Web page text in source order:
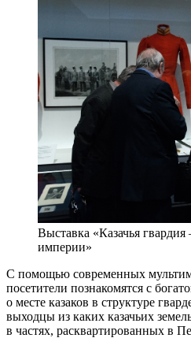
Выставка «Казачья гвардия
империи»
С помощью современных
посетители познакомятся с
о месте казаков в структуре
выходцы из каких казачьих
в частях, расквартированных в